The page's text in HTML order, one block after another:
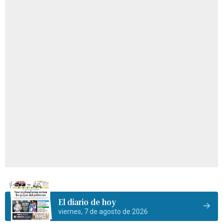
El diario de hoy
viernes, 7 de agosto de 2026